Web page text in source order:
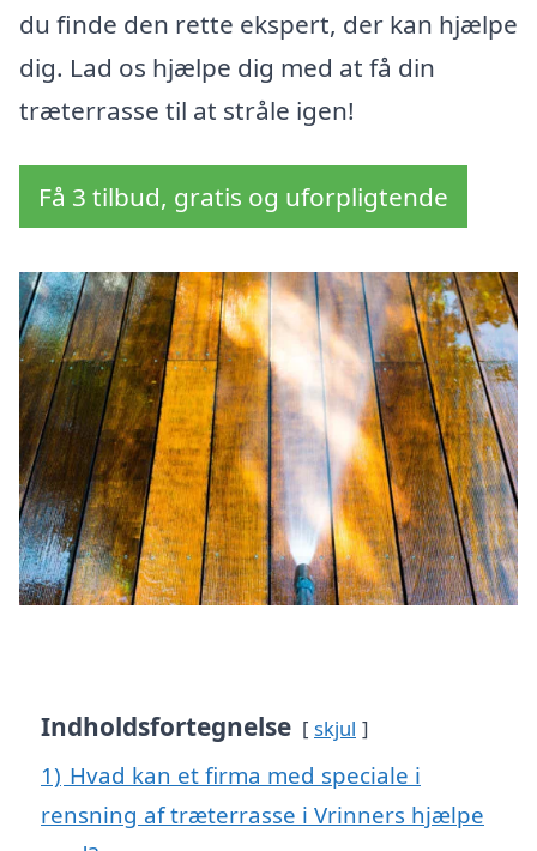
du finde den rette ekspert, der kan hjælpe
dig. Lad os hjælpe dig med at få din
træterrasse til at stråle igen!
Få 3 tilbud, gratis og uforpligtende
Indholdsfortegnelse skjul
1) Hvad kan et firma med speciale i
rensning af træterrasse i Vrinners hjælpe